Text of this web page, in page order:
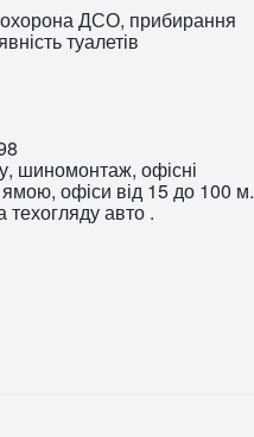
охорона ДСО, прибирання
туалетів
шиномонтаж, офісні
офіси від 15 до 100 м.
техогляду авто .